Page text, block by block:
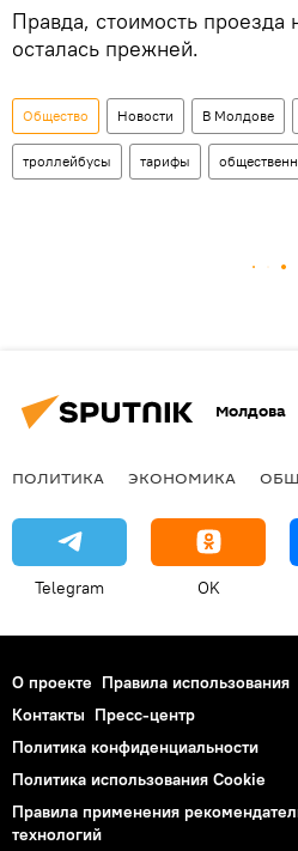
Правда, стоимость проезда
осталась прежней.
Общество Новости В Молдове
троллейбусы тарифы
Молдова
ПОЛИТИКА ЭКОНОМИКА
Telegram OK
О проекте Правила использования
Контакты Пресс-центр
Политика конфиденциальности
Политика использования Cookie
Правила применения
технологий